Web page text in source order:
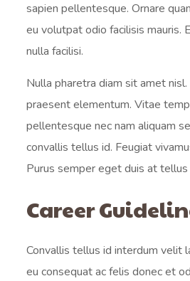
sapien pellentesque. Ornare
eu volutpat odio facilisis mauris.
nulla facilisi.
Nulla pharetra diam sit amet nisl.
praesent elementum. Vitae
pellentesque nec nam aliquam
convallis tellus id. Feugiat
Purus semper eget duis at tellus
Career
Convallis tellus id interdum velit
eu consequat ac felis donec et